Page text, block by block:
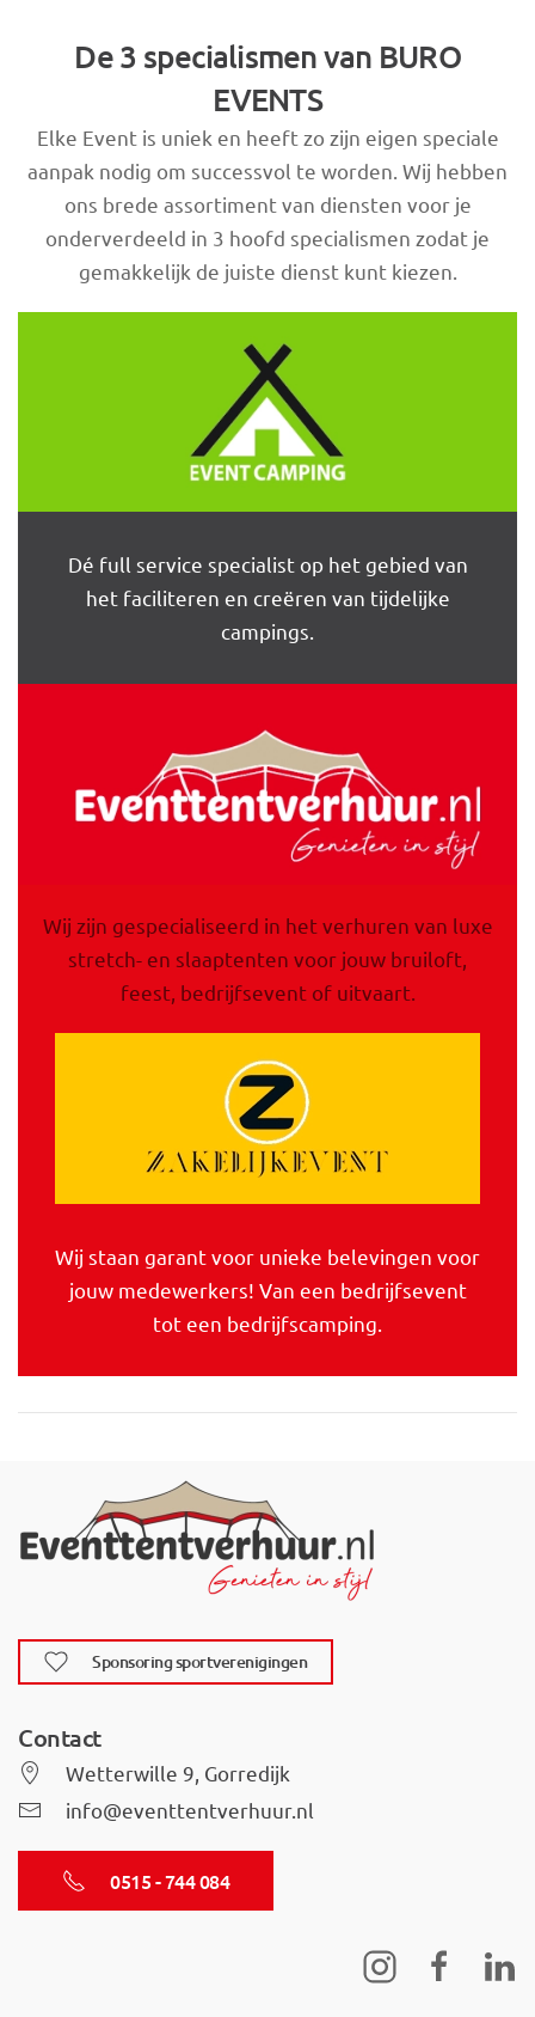
De 3 specialismen van BURO
EVENTS
Elke Event is uniek en heeft zo zijn eigen speciale
aanpak nodig om successvol te worden. Wij hebben
ons brede assortiment van diensten voor je
onderverdeeld in 3 hoofd specialismen zodat je
gemakkelijk de juiste dienst kunt kiezen.
Dé full service specialist op het gebied van
het faciliteren en creëren van tijdelijke
campings.
Wij zijn gespecialiseerd in het verhuren van luxe
stretch- en slaaptenten voor jouw bruiloft,
feest, bedrijfsevent of uitvaart.
Wij staan garant voor unieke belevingen voor
jouw medewerkers! Van een bedrijfsevent
tot een bedrijfscamping.
Sponsoring sportverenigingen
Contact
Wetterwille 9, Gorredijk
info@eventtentverhuur.nl
0515 - 744 084